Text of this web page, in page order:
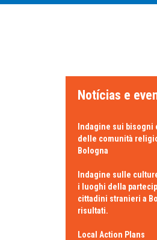
Notícias e
Indagine sui bisogni
delle comunità
Bologna
Indagine sulle
i luoghi della
cittadini stranieri a
risultati.
Local Action Plans